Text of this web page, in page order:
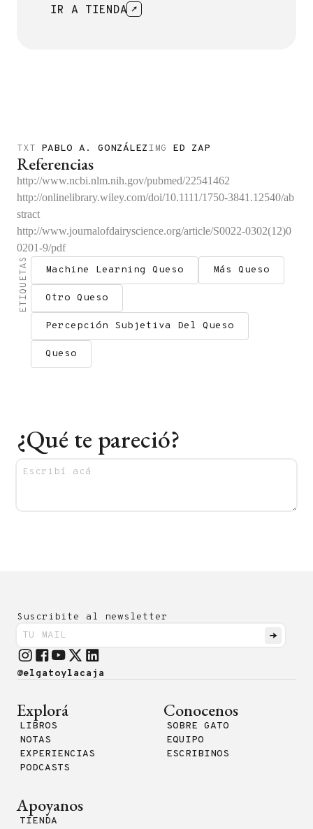
IR A TIENDA
TXT PABLO A. GONZÁLEZIMG ED ZAP
Referencias
http://www.ncbi.nlm.nih.gov/pubmed/22541462
http://onlinelibrary.wiley.com/doi/10.1111/1750-3841.12540/ab
stract
http://www.journalofdairyscience.org/article/S0022-0302(12)0
0201-9/pdf
ETIQUETAS Machine Learning Queso Más Queso
Otro Queso
Percepción Subjetiva Del Queso
Queso
¿Qué te pareció?
Suscribite al newsletter
@elgatoylacaja
Explorá
LIBROS
NOTAS
EXPERIENCIAS
PODCASTS
Conocenos
SOBRE GATO
EQUIPO
ESCRIBINOS
Apoyanos
TIENDA